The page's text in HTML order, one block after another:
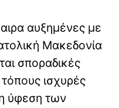
αυξημένες με
Μακεδονία
σποραδικές
ισχυρές
ύφεση των